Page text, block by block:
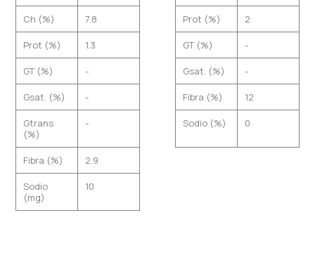
Ch (%) 7.8 Prot (%) 2
Prot (%) 1.3 GT (%) -
GT (%) - Gsat. (%) -
Gsat. (%) - Fibra (%) 12
Gtrans
(%)
- Sodio (%) 0
Fibra (%) 2.9
Sodio
(mg)
10